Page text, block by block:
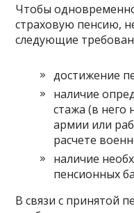
Чтобы
страховую пенсию,
следующие
достижение
наличие
стажа (в него
армии или
расчете
наличие
пенсионных
В связи с принятой